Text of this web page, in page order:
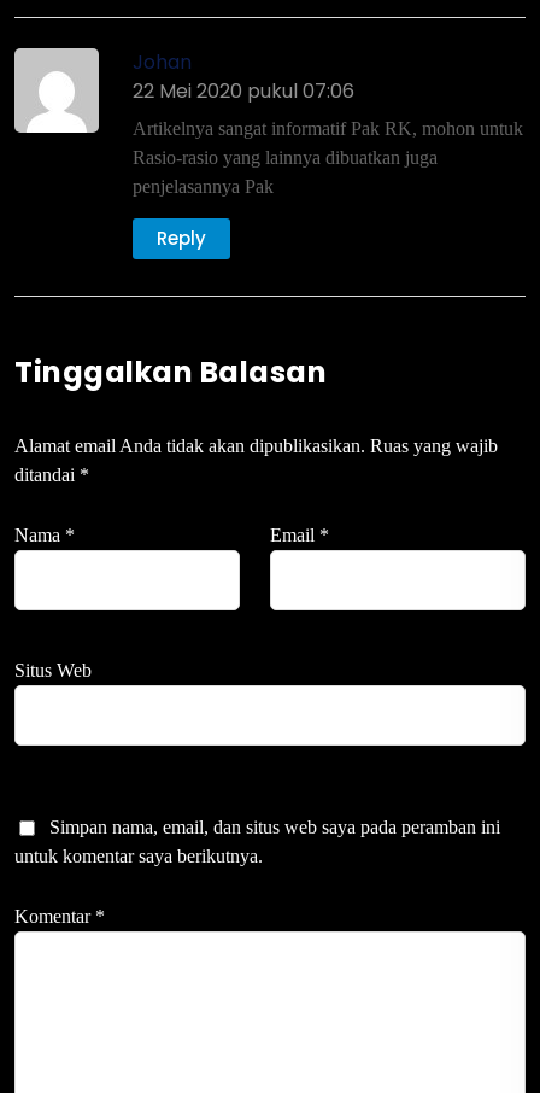
Johan
22 Mei 2020 pukul 07:06
Artikelnya sangat informatif Pak RK, mohon untuk
Rasio-rasio yang lainnya dibuatkan juga
penjelasannya Pak
Reply
Tinggalkan Balasan
Alamat email Anda tidak akan dipublikasikan. Ruas yang wajib
ditandai *
Nama * Email *
Situs Web
Simpan nama, email, dan situs web saya pada peramban ini
untuk komentar saya berikutnya.
Komentar *